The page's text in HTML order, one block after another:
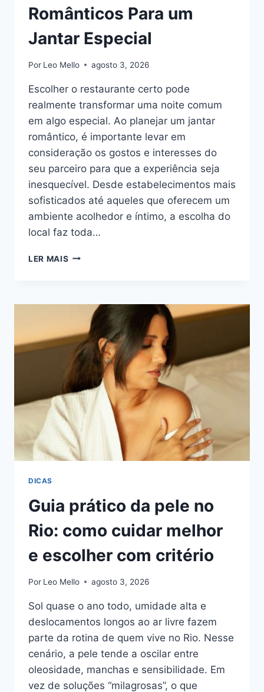
Românticos Para um
Jantar Especial
Por Leo Mello agosto 3, 2026
Escolher o restaurante certo pode
realmente transformar uma noite comum
em algo especial. Ao planejar um jantar
romântico, é importante levar em
consideração os gostos e interesses do
seu parceiro para que a experiência seja
inesquecível. Desde estabelecimentos mais
sofisticados até aqueles que oferecem um
ambiente acolhedor e íntimo, a escolha do
local faz toda…
LER MAIS TOP
UM
JANTAR
ESPECIAL
DICAS
Guia prático da pele no
Rio: como cuidar melhor
e escolher com critério
Por Leo Mello agosto 3, 2026
Sol quase o ano todo, umidade alta e
deslocamentos longos ao ar livre fazem
parte da rotina de quem vive no Rio. Nesse
cenário, a pele tende a oscilar entre
oleosidade, manchas e sensibilidade. Em
vez de soluções “milagrosas”, o que